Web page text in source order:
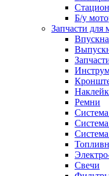
Б/у
Запчасти для
Ремни
Система
Свечи